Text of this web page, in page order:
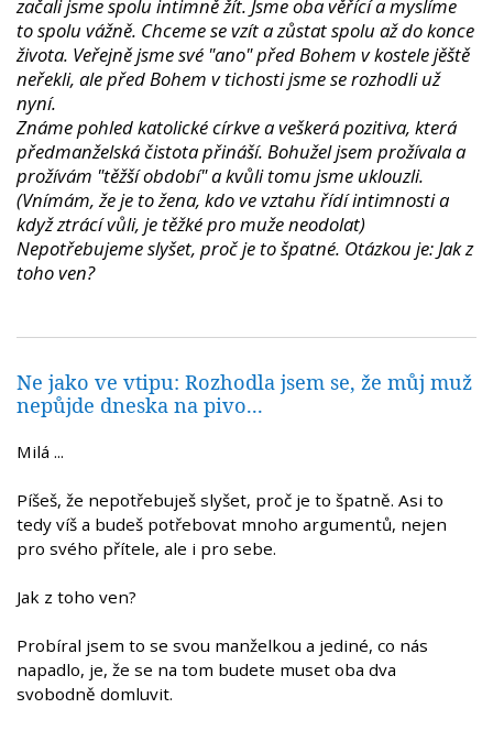
začali jsme spolu intimně žít. Jsme oba věřící a myslíme
to spolu vážně. Chceme se vzít a zůstat spolu až do konce
života. Veřejně jsme své "ano" před Bohem v kostele jěště
neřekli, ale před Bohem v tichosti jsme se rozhodli už
nyní.
Známe pohled katolické církve a veškerá pozitiva, která
předmanželská čistota přináší. Bohužel jsem prožívala a
prožívám "těžší období" a kvůli tomu jsme uklouzli.
(Vnímám, že je to žena, kdo ve vztahu řídí intimnosti a
když ztrácí vůli, je těžké pro muže neodolat)
Nepotřebujeme slyšet, proč je to špatné. Otázkou je: Jak z
toho ven?
Ne jako ve vtipu: Rozhodla jsem se, že můj muž
nepůjde dneska na pivo...
Milá ...
Píšeš, že nepotřebuješ slyšet, proč je to špatně. Asi to
tedy víš a budeš potřebovat mnoho argumentů, nejen
pro svého přítele, ale i pro sebe.
Jak z toho ven?
Probíral jsem to se svou manželkou a jediné, co nás
napadlo, je, že se na tom budete muset oba dva
svobodně domluvit.